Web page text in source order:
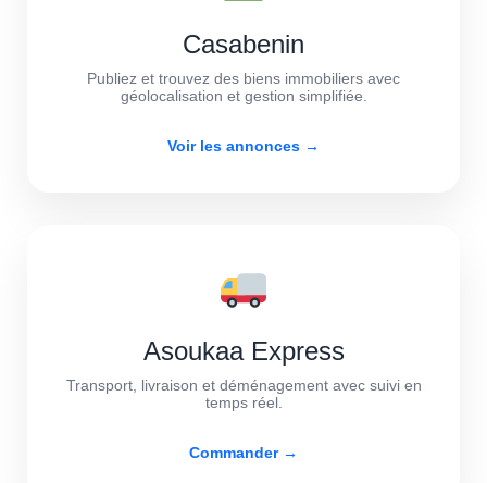
Casabenin
Publiez et trouvez des biens immobiliers avec
géolocalisation et gestion simplifiée.
Voir les annonces →
Asoukaa Express
Transport, livraison et déménagement avec suivi en
temps réel.
Commander →